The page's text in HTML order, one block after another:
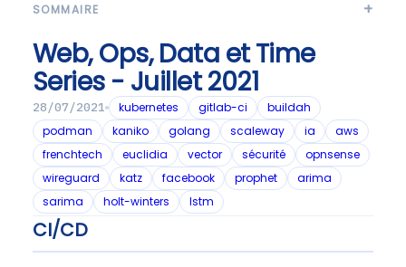
SOMMAIRE
Web, Ops, Data et Time
Series - Juillet 2021
28/07/2021 kubernetes gitlab-ci
buildah
podman
kaniko golang scaleway ia
aws
frenchtech
euclidia vector sécurité
opnsense
wireguard
katz facebook prophet
arima
sarima
holt-winters lstm
CI/CD